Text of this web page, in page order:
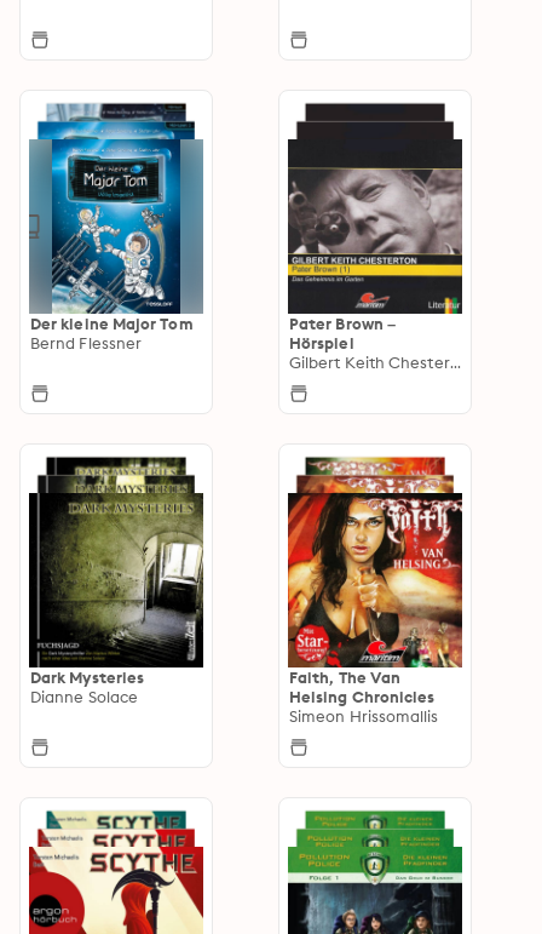
Der kleine Major Tom
Bernd Flessner
Pater Brown –
Hörspiel
Gilbert Keith Chesterton
Dark Mysteries
Dianne Solace
Faith, The Van
Helsing Chronicles
Simeon Hrissomallis